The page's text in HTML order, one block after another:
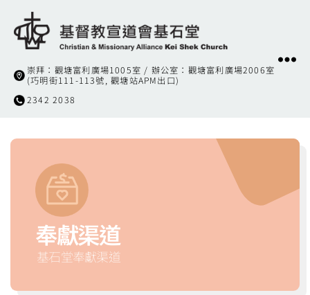
督
教
宣
會
崇拜：觀塘富利廣場1005室 / 辦公室：觀塘富利廣場2006室
(巧明街111-113號, 觀塘站APM出口)
2342 2038
奉獻渠道
基石堂奉獻渠道